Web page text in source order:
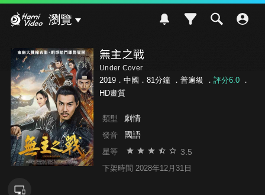
瀏覽
無主之戰
Under Cover
2019．中國．81分鐘 ． 普遍級 ． 評分6.0．
HD畫質
類型 劇情
發音 國語
星等 3.5
下架時間 2028年12月31日